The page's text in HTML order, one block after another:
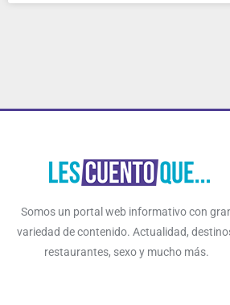
Somos un portal web informativo con
variedad de contenido. Actualidad,
restaurantes, sexo y mucho más.